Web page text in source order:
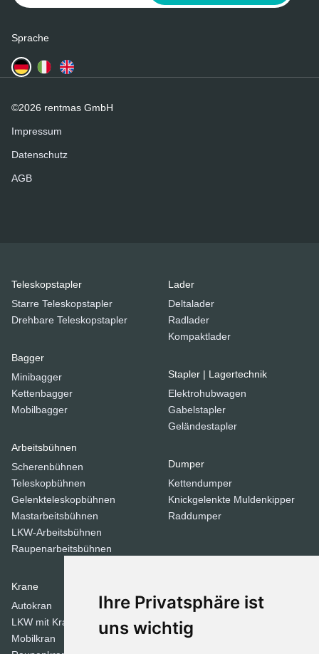
Ihre Privatsphäre ist
uns wichtig
Sprache
Teleskopstapler
Starre Teleskopstapler
Drehbare Teleskopstapler
Bagger
Minibagger
Kettenbagger
Mobilbagger
Arbeitsbühnen
Scherenbühnen
Teleskopbühnen
Gelenkteleskopbühnen
Mastarbeitsbühnen
LKW-Arbeitsbühnen
Raupenarbeitsbühnen
Lader
Deltalader
Radlader
Kompaktlader
Stapler | Lagertechnik
Elektrohubwagen
Gabelstapler
Geländestapler
Dumper
Kettendumper
Knickgelenkte Muldenkipper
Raddumper
Krane
Autokran
LKW mit Kran
Mobilkran
Stampfer
Tandemwalzen
Walzen
©2026 rentmas GmbH
Impressum
Datenschutz
AGB